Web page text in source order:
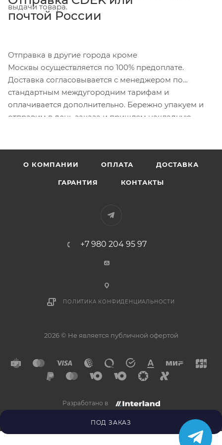
ПОД ЗАКАЗ
выдачи товара.
почтой России
Отправка в другие города кроме
Москвы осуществляется по 100% предоплате.
Доставка согласовывается с менеджером по
стандартным междугородним тарифам и
оплачивается дополнительно. Бережно упакуем и
отправим в день заказа и пришлем накладную.
О КОМПАНИИ ОПЛАТА ДОСТАВКА
ГАРАНТИЯ КОНТАКТЫ
+7 980 204 95 97
ПОЛИТИКА КОНФИДЕНЦИАЛЬНОСТИ
2026 © Не является публичной офертой
Разработано в
×
Напишите нам в
Telegram
Получите ответ прямо